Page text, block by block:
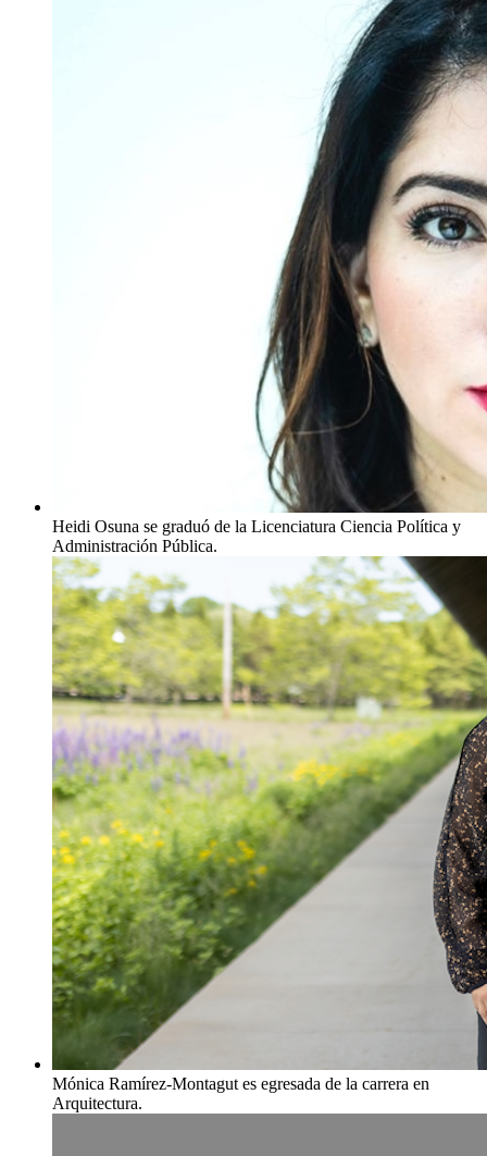
Heidi Osuna se graduó de la Licenciatura Ciencia Política y
Administración Pública.
Mónica Ramírez-Montagut es egresada de la carrera en
Arquitectura.